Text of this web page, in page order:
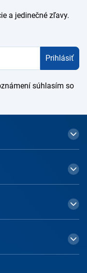
a jedinečné zľavy.
Prihlásiť
súhlasím so